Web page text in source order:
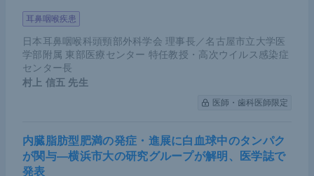
耳鼻咽喉疾患
日本耳鼻咽喉科頭頸部外科学会 理事長／名古屋市立大学医
学部附属 東部医療センター 特任教授・高次ウイルス感染症
センター長
村上 信五 先生
医師・歯科医師限定
内臓脂肪型肥満の発症・進展に白血球中のタンパク
が関与―横浜市大の研究グループが解明、医学誌で
発表